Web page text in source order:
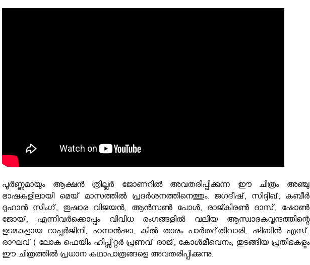
പൂർണ്ണമായും ആക്ഷൻ ത്രില്ലർ ജോണറിൽ അവതരിപ്പിക്കുന്ന ഈ ചിത്രം അഞ്ചു
ഭാഷകളിലായി മെയ് മാസത്തിൽ പ്രദർശനത്തിനെത്തും. ജഗദീഷ്, സിദ്ദിഖ്, കബീർ
ദുഹാൻ സിംഗ്, തുഷാര വിജയൻ, ആൻസൺ പോൾ, രാജ്കിരൺ ദാസ്, ഷോൺ
ജോയ്, എന്നിവർക്കൊപ്പം വിവിധ രംഗങ്ങളിൽ വലിയ ആസ്വാദകവൃന്ദത്തിന്റെ
ഉടമകളായ റാപ്പർജിനി, ഹനാൻഷാ, കിൽ താരം പാർത്ഥ്തിവാരി, ഷിബിൻ എസ്.
രാഘവ് ( ലോക ഫെയിം ഹിപ്സ്റ്റർ പ്രണവ് രാജ്, കോൾമീവെനം, തുടങ്ങിയ പ്രതിഭകളും
ഈ ചിത്രത്തിൽ പ്രധാന കഥാപാത്രങ്ങളെ അവതരിപ്പിക്കുന്നു.